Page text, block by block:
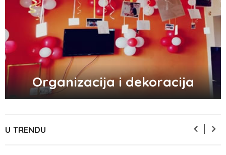
Organizacija i dekoracija
U TRENDU
Zašto se seksualni život gasi kako
prolaze godine braka?
5 načina kako da pobedite stres